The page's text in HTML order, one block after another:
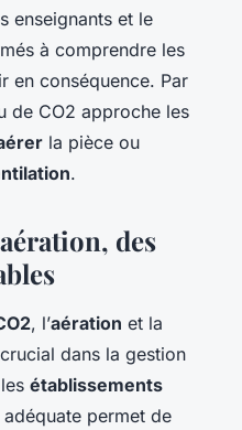
enseignants et le
à comprendre les
en conséquence. Par
de CO2 approche les
la pièce ou
.
des
, l’aération et la
dans la gestion
établissements
adéquate permet de